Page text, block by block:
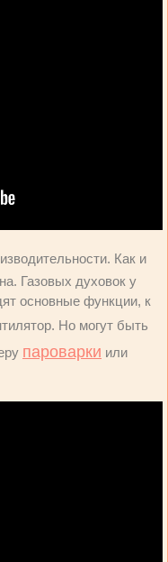
Как и
Газовых духовок у
основные функции, к
Но могут быть
пароварки или